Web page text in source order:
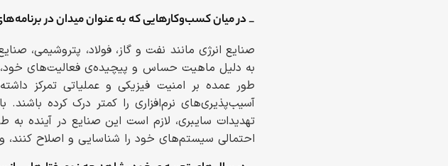
_ در میان کسب‌وکارهایی که به عنوان میدان در
صنایع انرژی مانند نفت و گاز، فولاد، پتروشیمی،
به دلیل ماهیت حساس و پیچیده‌ی فعالیت‌های خود،
طور عمده بر امنیت فیزیکی و عملیاتی تمرکز
آسیب‌پذیری‌های نرم‌افزاری را کمتر درک کرده
تهدیدات سایبری، لازم است این صنایع در آینده
احتمالی سیستم‌های خود را شناسایی و اصلاح